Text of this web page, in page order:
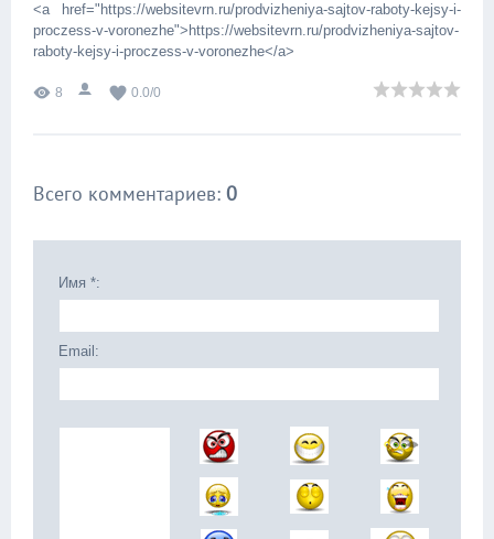
<a href="https://websitevrn.ru/prodvizheniya-sajtov-raboty-kejsy-i-
proczess-v-voronezhe">https://websitevrn.ru/prodvizheniya-sajtov-
raboty-kejsy-i-proczess-v-voronezhe</a>
8 0.0/0
Всего комментариев: 0
Имя *:
Email: